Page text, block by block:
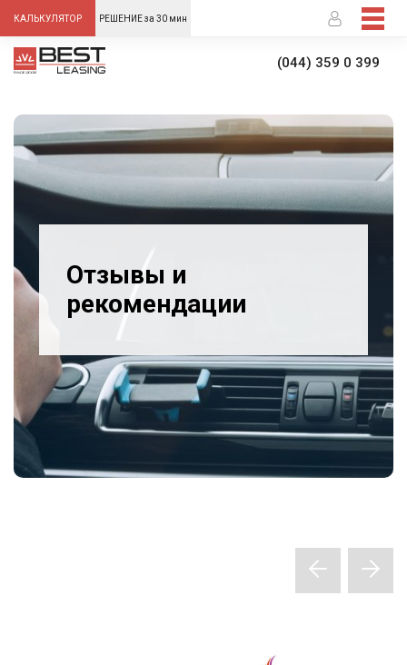
КАЛЬКУЛЯТОР РЕШЕНИЕ за 30 мин
(044) 359 0 399
Отзывы и
рекомендации